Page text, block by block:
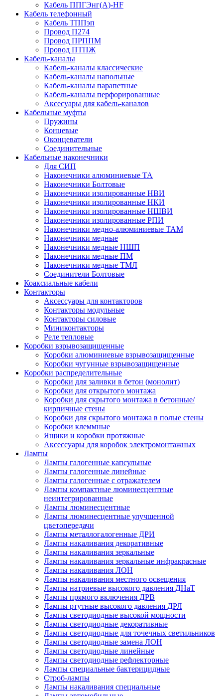
Кабель ППГЭнг(А)-HF
Кабель телефонный
Кабель ТППэп
Провод П274
Провод ПРППМ
Провод ПТПЖ
Кабель-каналы
Кабель-каналы классические
Кабель-каналы напольные
Кабель-каналы парапетные
Кабель-каналы перфорированные
Аксесуары для кабель-каналов
Кабельные муфты
Пружины
Концевые
Оконцеватели
Соединительные
Кабельные наконечники
Для СИП
Наконечники алюминиевые ТА
Наконечники Болтовые
Наконечники изолированные НВИ
Наконечники изолированные НКИ
Наконечники изолированные НШВИ
Наконечники изолированные РПИ
Наконечники медно-алюминиевые ТАМ
Наконечники медные
Наконечники медные НШП
Наконечники медные ПМ
Наконечники медные ТМЛ
Соединители Болтовые
Коаксиальные кабели
Контакторы
Аксессуары для контакторов
Контакторы модульные
Контакторы силовые
Миниконтакторы
Реле тепловые
Коробки взрывозащищенные
Коробки алюминиевые взрывозащищенные
Коробки чугунные взрывозащищенные
Коробки распределительные
Коробки для заливки в бетон (монолит)
Коробки для открытого монтажа
Коробки для скрытого монтажа в бетонные/
кирпичные стены
Коробки для скрытого монтажа в полые стены
Коробки клеммные
Ящики и коробки протяжные
Аксессуары для коробок электромонтажных
Лампы
Лампы галогенные капсульные
Лампы галогенные линейные
Лампы галогенные с отражателем
Лампы компактные люминесцентные
неинтегрированные
Лампы люминесцентные
Лампы люминесцентные улучшенной
цветопередачи
Лампы металлогалогенные ДРИ
Лампы накаливания декоративные
Лампы накаливания зеркальные
Лампы накаливания зеркальные инфракрасные
Лампы накаливания ЛОН
Лампы накаливания местного освещения
Лампы натриевые высокого давления ДНаТ
Лампы прямого включения ДРВ
Лампы ртутные высокого давления ДРЛ
Лампы светодиодные высокой мощности
Лампы светодиодные декоративные
Лампы светодиодные для точечных светильников
Лампы светодиодные замена ЛОН
Лампы светодиодные линейные
Лампы светодиодные рефлекторные
Лампы специальные бактерицидные
Строб-лампы
Лампы накаливания специальные